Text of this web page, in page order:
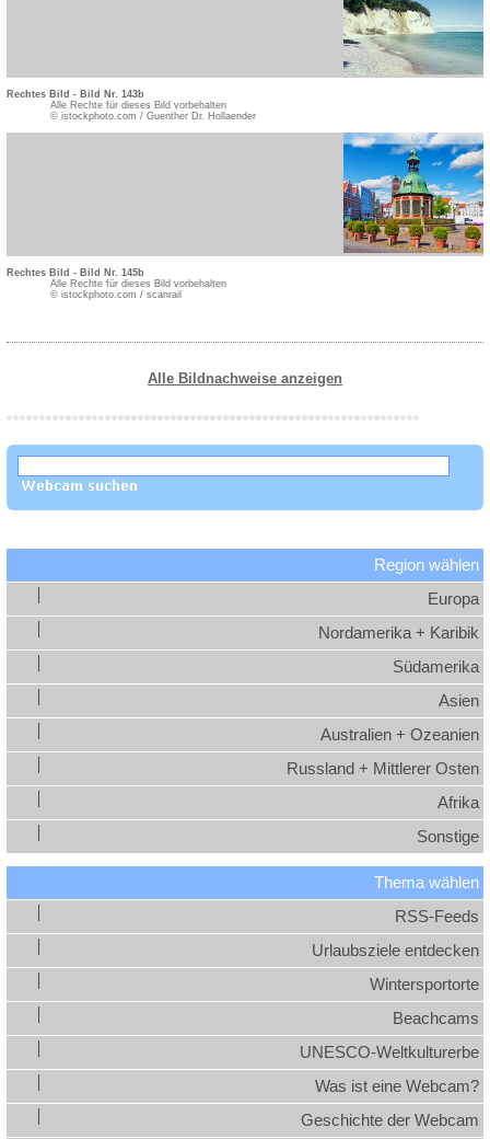
Rechtes Bild - Bild Nr. 143b
Alle Rechte für dieses Bild vorbehalten
© istockphoto.com / Guenther Dr. Hollaender
Rechtes Bild - Bild Nr. 145b
Alle Rechte für dieses Bild vorbehalten
© istockphoto.com / scanrail
Alle Bildnachweise anzeigen
Region wählen
Europa
Nordamerika + Karibik
Südamerika
Asien
Australien + Ozeanien
Russland + Mittlerer Osten
Afrika
Sonstige
Thema wählen
RSS-Feeds
Urlaubsziele entdecken
Wintersportorte
Beachcams
UNESCO-Weltkulturerbe
Was ist eine Webcam?
Geschichte der Webcam